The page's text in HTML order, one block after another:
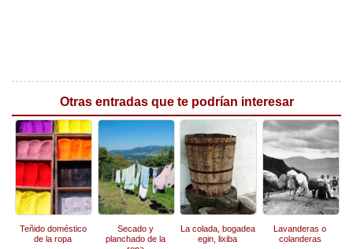
Otras entradas que te podrían interesar
Teñido doméstico
de la ropa
Secado y
planchado de la
La colada, bogadea
egin, lixiba
Lavanderas o
colanderas